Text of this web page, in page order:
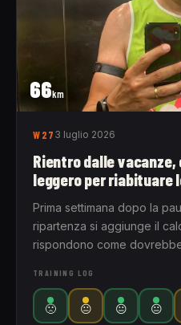
66km
W27 3 luglio 2026
Rientro dalle
leggero per riabituare
Prima settimana dopo la
ripartenza si aggiunge il
rispondono come
TRAINING LOG
🙁 😐 😐 😐